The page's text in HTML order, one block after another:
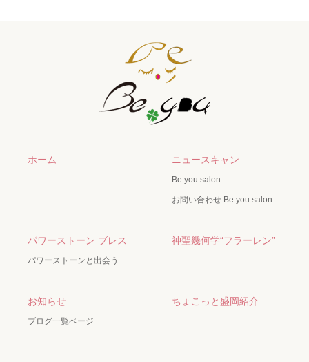
ホーム ニュースキャン
Be you salon
お問い合わせ Be you salon
パワーストーン ブレス
パワーストーンと出会う
神聖幾何学“フラーレン”
お知らせ
ブログ一覧ページ
ちょこっと盛岡紹介